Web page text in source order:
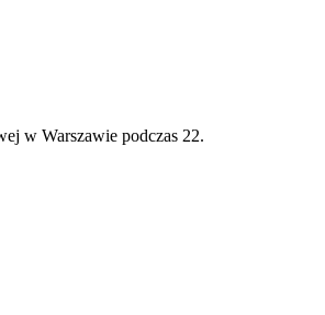
w Warszawie podczas 22.